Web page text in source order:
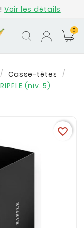
Voir les détails
0
Casse-têtes
(niv. 5)
favorite_border